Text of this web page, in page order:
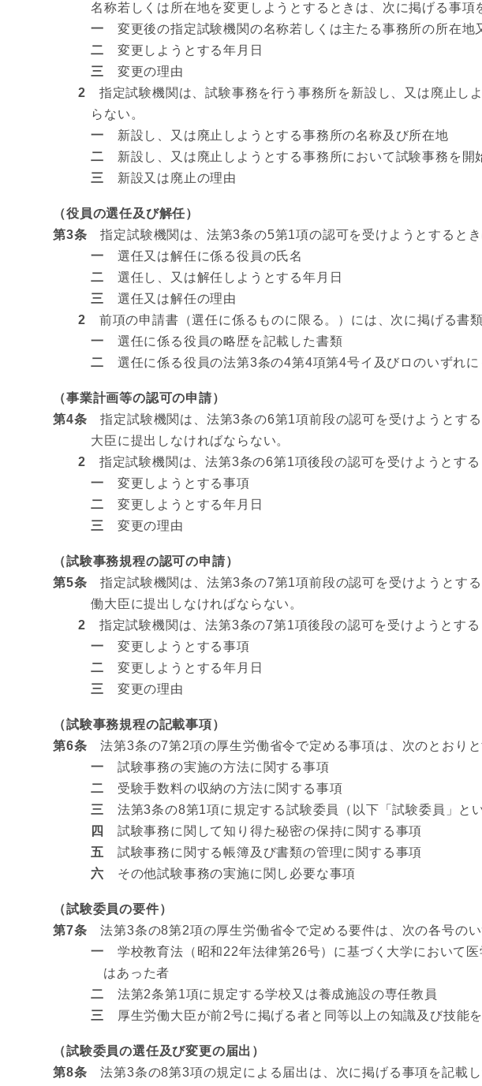
名称若しくは所在地を変更しようとするときは、次に掲げる事
一 変更後の指定試験機関の名称若しくは主たる事務所の所在地
二 変更しようとする年月日
三
変更の理由
2 指定試験機関は、試験事務を行う事務所を新設し、又は廃止し
らない。
一 新設し、又は廃止しようとする事務所の名称及び所在地
二 新設し、又は廃止しようとする事務所において試験事務を開
三
新設又は廃止の理由
（役員の選任及び解任）
第3条 指定試験機関は、法第3条の5第1項の認可を受けようとすると
一 選任又は解任に係る役員の氏名
二 選任し、又は解任しようとする年月日
三
選任又は解任の理由
2 前項の申請書（選任に係るものに限る。）には、次に掲げる書
一 選任に係る役員の略歴を記載した書類
二 選任に係る役員の法第3条の4第4項第4号イ及びロのいずれ
（事業計画等の認可の申請）
第4条 指定試験機関は、法第3条の6第1項前段の認可を受けようとす
大臣に提出しなければならない。
2 指定試験機関は、法第3条の6第1項後段の認可を受けようとす
一 変更しようとする事項
二 変更しようとする年月日
三
変更の理由
（試験事務規程の認可の申請）
第5条 指定試験機関は、法第3条の7第1項前段の認可を受けようとす
働大臣に提出しなければならない。
2 指定試験機関は、法第3条の7第1項後段の認可を受けようとす
一 変更しようとする事項
二 変更しようとする年月日
三
変更の理由
（試験事務規程の記載事項）
第6条 法第3条の7第2項の厚生労働省令で定める事項は、次のとおりと
一 試験事務の実施の方法に関する事項
二 受験手数料の収納の方法に関する事項
三
法第3条の8第1項に規定する試験委員（以下「試験委員」と
四
試験事務に関して知り得た秘密の保持に関する事項
五 試験事務に関する帳簿及び書類の管理に関する事項
六 その他試験事務の実施に関し必要な事項
（試験委員の要件）
第7条 法第3条の8第2項の厚生労働省令で定める要件は、次の各号の
一 学校教育法（昭和22年法律第26号）に基づく大学において
はあった者
二 法第2条第1項に規定する学校又は養成施設の専任教員
三
厚生労働大臣が前2号に掲げる者と同等以上の知識及び技能
（試験委員の選任及び変更の届出）
第8条 法第3条の8第3項の規定による届出は、次に掲げる事項を記載